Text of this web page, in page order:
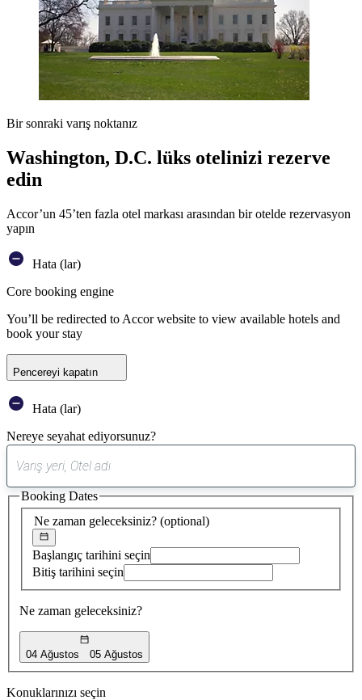
Bir sonraki varış noktanız
Washington, D.C. lüks otelinizi rezerve
edin
Accor’un 45’ten fazla otel markası arasından bir otelde rezervasyon
yapın
Hata (lar)
Core booking engine
You’ll be redirected to Accor website to view available hotels and
book your stay
Pencereyi kapatın
Hata (lar)
Nereye seyahat ediyorsunuz?
öneri
bulundu
Ne zaman geleceksiniz? (optional)
Başlangıç tarihini seçin
Bitiş tarihini seçin
Ne zaman geleceksiniz?
04 Ağustos 05 Ağustos
Booking Dates
Konuklarınızı seçin